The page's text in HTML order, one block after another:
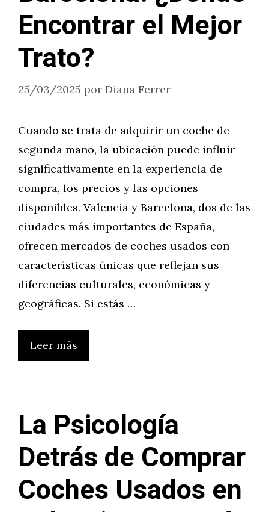
Encontrar el Mejor
Trato?
25/03/2025 por Diana Ferrer
Cuando se trata de adquirir un coche de
segunda mano, la ubicación puede influir
significativamente en la experiencia de
compra, los precios y las opciones
disponibles. Valencia y Barcelona, dos de las
ciudades más importantes de España,
ofrecen mercados de coches usados con
características únicas que reflejan sus
diferencias culturales, económicas y
geográficas. Si estás …
Leer más
La Psicología
Detrás de Comprar
Coches Usados en